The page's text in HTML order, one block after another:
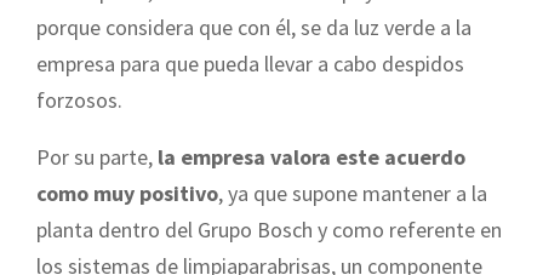
porque considera que con él, se da luz verde a la
empresa para que pueda llevar a cabo despidos
forzosos.
Por su parte, la empresa valora este acuerdo
como muy positivo, ya que supone mantener a la
planta dentro del Grupo Bosch y como referente en
los sistemas de limpiaparabrisas, un componente